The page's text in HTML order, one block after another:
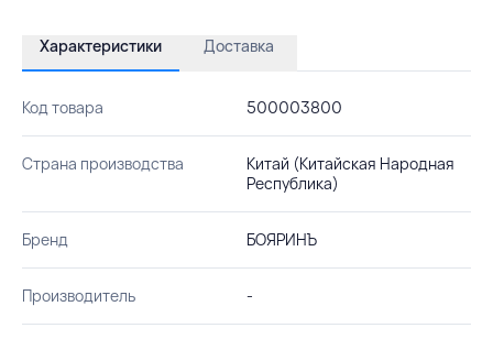
Характеристики Доставка
Код товара 500003800
Страна производства
Китай (Китайская Народная
Республика)
Бренд БОЯРИНЪ
Производитель -